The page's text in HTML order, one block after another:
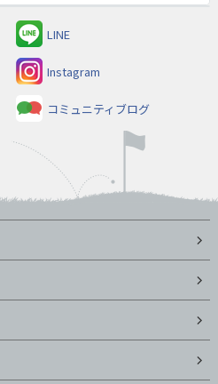
LINE
Instagram
コミュニティブログ